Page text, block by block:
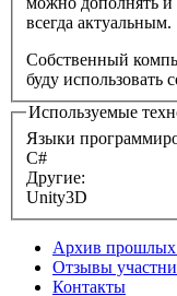
всегда актуальным.
Собственный
буду использовать
Используемые
Языки
C#
Другие:
Unity3D
Архив прошлых
Отзывы
Контакты